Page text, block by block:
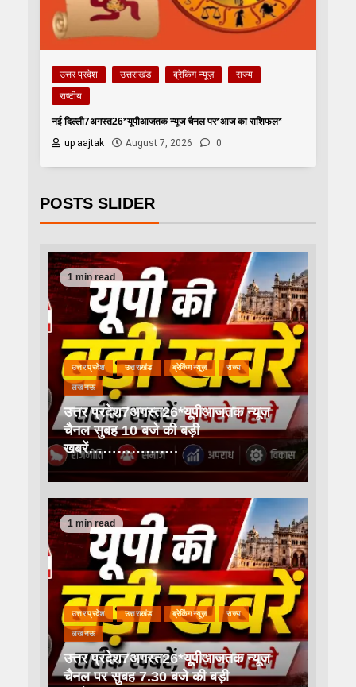
उत्तर प्रदेश उत्तराखंड ब्रेकिंग न्यूज़
राज्य
राष्टीय
नई दिल्ली7अगस्त26*यूपीआजतक न्यूज चैनल पर*आज का राशिफल*
up aajtak
August 7, 2026 0
POSTS SLIDER
1 min read
उत्तर प्रदेश उत्तराखंड ब्रेकिंग न्यूज़ राज्य
लखनऊ
उत्तर प्रदेश7अगस्त26*यूपीआजतक न्यूज
चैनल सुबह 10 बजे की बड़ी
खबरें……………….
1 min read
उत्तर प्रदेश उत्तराखंड ब्रेकिंग न्यूज़ राज्य
लखनऊ
उत्तर प्रदेश7अगस्त26*यूपीआजतक न्यूज
चैनल पर सुबह 7.30 बजे की बड़ी